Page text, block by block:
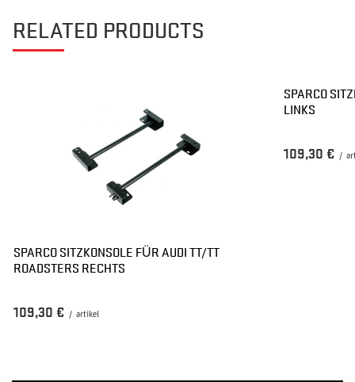
RELATED PRODUCTS
SPARCO SITZKONSOLE FÜR AUDI TT/TT
ROADSTERS RECHTS
109,30 € / artikel
SPARCO
LINKS
109,30 € /